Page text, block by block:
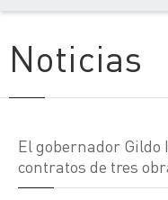
Noticias
El gobernador
contratos de tres